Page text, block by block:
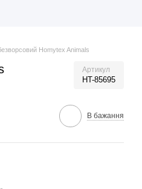
Homytex Animals
Артикул
HT-85695
В бажання